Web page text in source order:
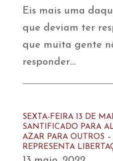
Eis mais uma
que deviam ter
que muita gente
responder…
SEXTA-FEIRA 13 DE
SANTIFICADO PARA
AZAR PARA OUTROS
REPRESENTA